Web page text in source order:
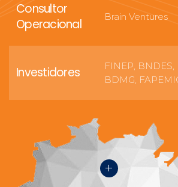
Consultor
Operacional
Brain Ventures
Investidores
FINEP, BNDES,
BDMG,